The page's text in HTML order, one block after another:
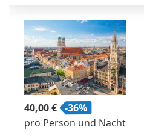
40,00 € -36%
pro Person und Nacht